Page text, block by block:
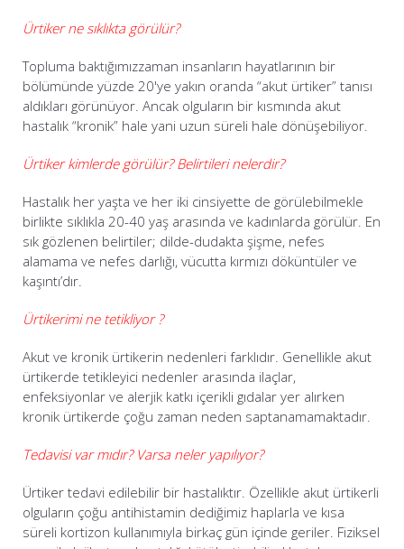
Ürtiker ne sıklıkta görülür?
Topluma baktığımızzaman insanların hayatlarının bir
bölümünde yüzde 20'ye yakın oranda “akut ürtiker” tanısı
aldıkları görünüyor. Ancak olguların bir kısmında akut
hastalık “kronik” hale yani uzun süreli hale dönüşebiliyor.
Ürtiker kimlerde görülür? Belirtileri nelerdir?
Hastalık her yaşta ve her iki cinsiyette de görülebilmekle
birlikte sıklıkla 20-40 yaş arasında ve kadınlarda görülür. En
sık gözlenen belirtiler; dilde-dudakta şişme, nefes
alamama ve nefes darlığı, vücutta kırmızı döküntüler ve
kaşıntı’dır.
Ürtikerimi ne tetikliyor ?
Akut ve kronik ürtikerin nedenleri farklıdır. Genellikle akut
ürtikerde tetikleyici nedenler arasında ilaçlar,
enfeksiyonlar ve alerjik katkı içerikli gıdalar yer alırken
kronik ürtikerde çoğu zaman neden saptanamamaktadır.
Tedavisi var mıdır? Varsa neler yapılıyor?
Ürtiker tedavi edilebilir bir hastalıktır. Özellikle akut ürtikerli
olguların çoğu antihistamin dediğimiz haplarla ve kısa
süreli kortizon kullanımıyla birkaç gün içinde geriler. Fiziksel